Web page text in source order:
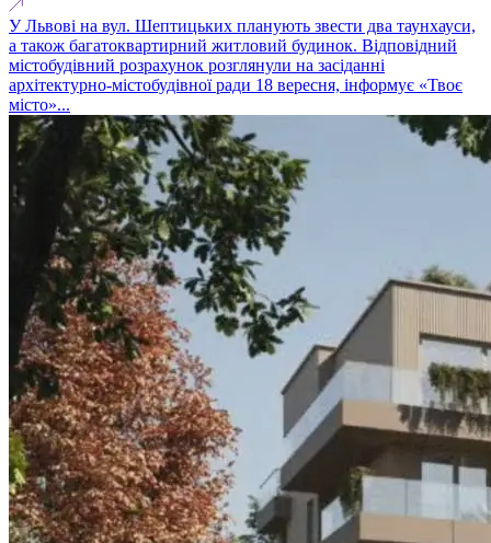
У Львові на вул. Шептицьких планують звести два таунхауси,
а також багатоквартирний житловий будинок. Відповідний
містобудівний розрахунок розглянули на засіданні
архітектурно-містобудівної ради 18 вересня, інформує «Твоє
місто»...